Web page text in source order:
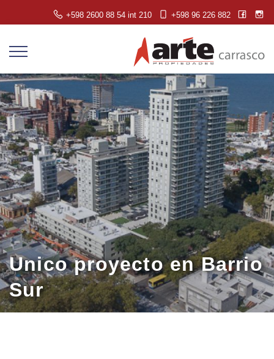
+598 96 226 882
+598 2600 88 54 int 210
Unico proyecto en Barrio
Sur